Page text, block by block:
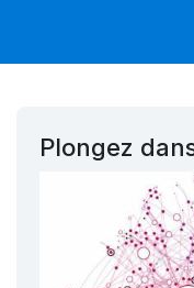
Plongez